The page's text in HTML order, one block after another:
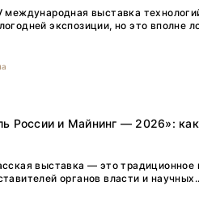
международная выставка
экспозиции, но это вполне
России и Майнинг — 2026»:
выставка — это
органов власти и